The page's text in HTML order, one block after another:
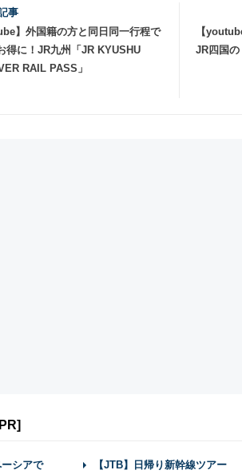
事
】外国籍の方と同日同一行程で
得に！JR九州「JR KYUSHU
RAIL PASS」
【
JR四国の
シアで 【JTB】日帰り新幹線ツアー